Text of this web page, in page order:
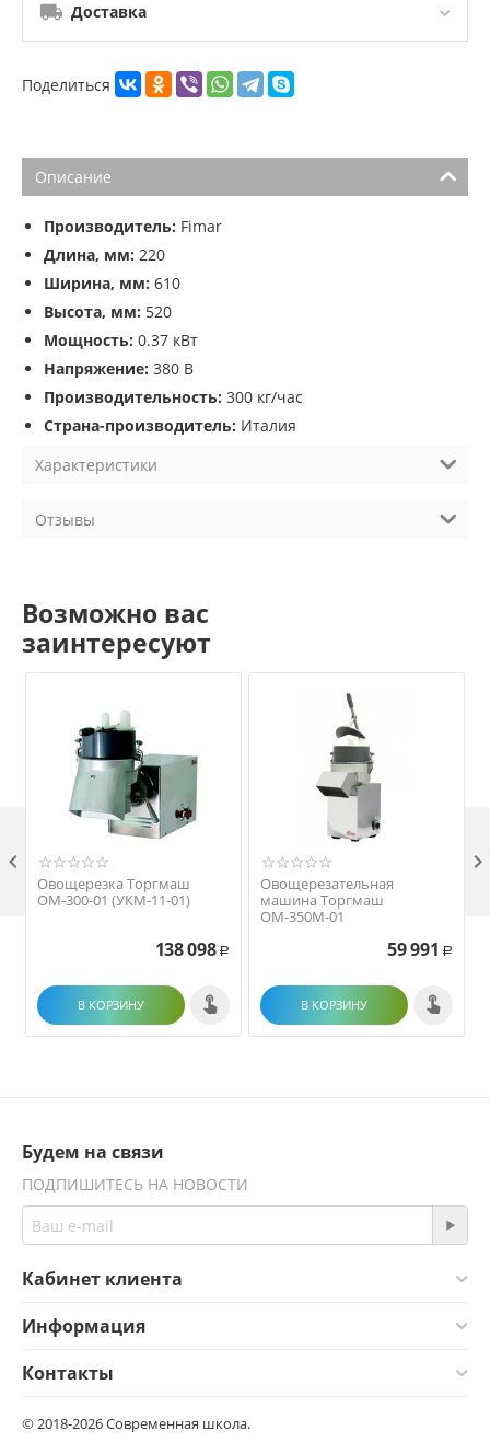
Доставка
Поделиться
Описание
Производитель: Fimar
Длина, мм: 220
Ширина, мм: 610
Высота, мм: 520
Мощность: 0.37 кВт
Напряжение: 380 В
Производительность: 300 кг/час
Страна-производитель: Италия
Характеристики
Отзывы
Возможно вас
заинтересуют
Овощерезка Торгмаш
ОМ-300-01 (УКМ-11-01)
138 098 Р
В КОРЗИНУ
Овощерезательная
машина Торгмаш
ОМ-350М-01
59 991 Р
В КОРЗИНУ
 
Будем на связи
ПОДПИШИТЕСЬ НА НОВОСТИ
Кабинет клиента
Информация
Контакты
© 2018-2026 Современная школа.